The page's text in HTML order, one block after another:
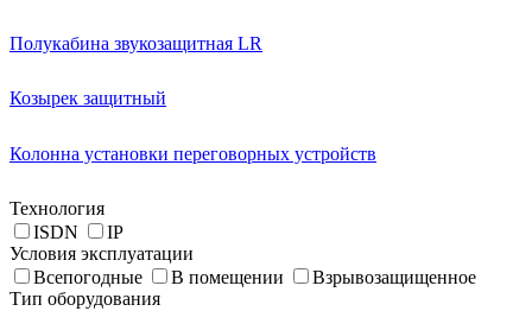
Полукабина звукозащитная LR
Козырек защитный
Колонна установки переговорных устройств
Технология
ISDN
IP
Условия эксплуатации
Всепогодные
В помещении
Взрывозащищенное
Тип оборудования